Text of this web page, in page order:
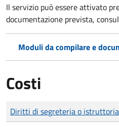
Il servizio può essere attivato
documentazione prevista,
Moduli da compilare e
Costi
Tipo di pagamento
Importo
Diritti di segreteria o istruttoria